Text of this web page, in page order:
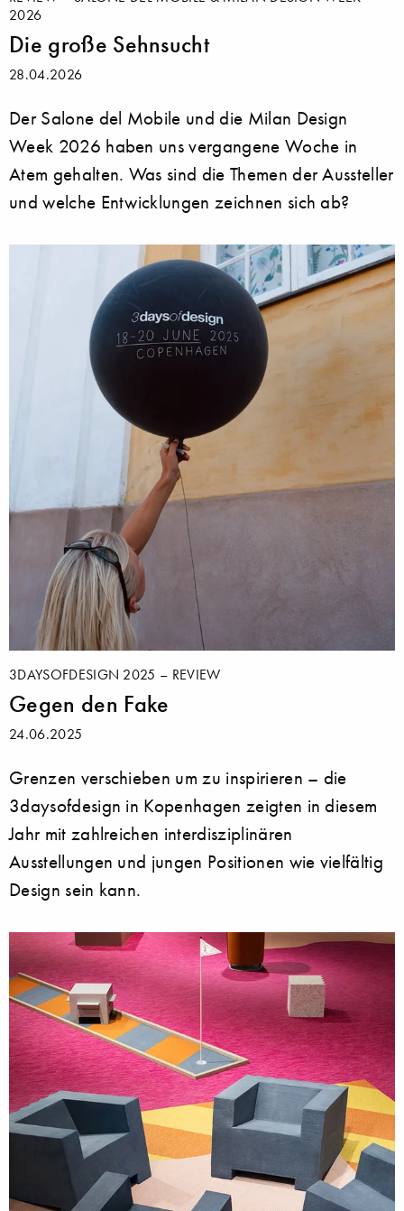
2026
Die große Sehnsucht
28.04.2026
Der Salone del Mobile und die Milan Design
Week 2026 haben uns vergangene Woche in
Atem gehalten. Was sind die Themen der Aussteller
und welche Entwicklungen zeichnen sich ab?
3DAYSOFDESIGN 2025 – REVIEW
Gegen den Fake
24.06.2025
Grenzen verschieben um zu inspirieren – die
3daysofdesign in Kopenhagen zeigten in diesem
Jahr mit zahlreichen interdisziplinären
Ausstellungen und jungen Positionen wie vielfältig
Design sein kann.